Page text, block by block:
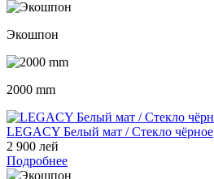
Экошпон
2000 mm
LEGACY Белый мат / Стекло чёрное
2 900 лей
Подробнее